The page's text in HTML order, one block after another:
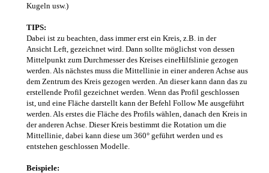
Kugeln usw.)
TIPS:
Dabei ist zu beachten, dass immer erst ein Kreis, z.B. in der
Ansicht Left , gezeichnet wird. Dann sollte möglichst von dessen
Mittelpunkt zum Durchmesser des Kreises eineHilfslinie gezogen
werden. Als nächstes muss die Mittellinie in einer anderen Achse aus
dem Zentrum des Kreis gezogen werden. An dieser kann dann das zu
erstellende Profil gezeichnet werden. Wenn das Profil geschlossen
ist, und eine Fläche darstellt kann der Befehl Follow Me ausgeführt
werden. Als erstes die Fläche des Profils wählen, danach den Kreis in
der anderen Achse. Dieser Kreis bestimmt die Rotation um die
Mittellinie, dabei kann diese um 360° geführt werden und es
entstehen geschlossen Modelle.
Beispiele: